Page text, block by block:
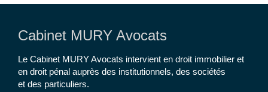
Cabinet MURY Avocats
Le Cabinet MURY Avocats intervient en droit immobilier et
en droit pénal auprès des institutionnels, des sociétés
et des particuliers.